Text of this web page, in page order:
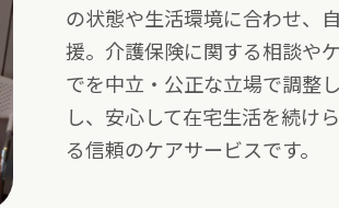
の状態や生活環境に合わせ、
援。介護保険に関する相談や
でを中立・公正な立場で調整
し、安心して在宅生活を続け
る信頼のケアサービスです。